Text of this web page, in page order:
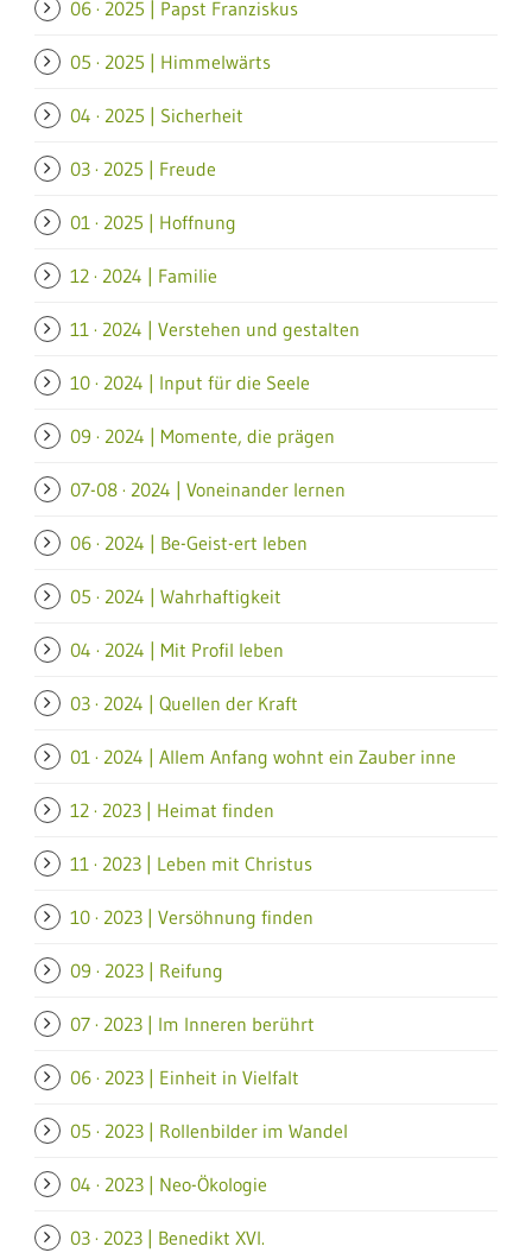
06 · 2025 | Papst Franziskus
05 · 2025 | Himmelwärts
04 · 2025 | Sicherheit
03 · 2025 | Freude
01 · 2025 | Hoffnung
12 · 2024 | Familie
11 · 2024 | Verstehen und gestalten
10 · 2024 | Input für die Seele
09 · 2024 | Momente, die prägen
07-08 · 2024 | Voneinander lernen
06 · 2024 | Be-Geist-ert leben
05 · 2024 | Wahrhaftigkeit
04 · 2024 | Mit Profil leben
03 · 2024 | Quellen der Kraft
01 · 2024 | Allem Anfang wohnt ein Zauber inne
12 · 2023 | Heimat finden
11 · 2023 | Leben mit Christus
10 · 2023 | Versöhnung finden
09 · 2023 | Reifung
07 · 2023 | Im Inneren berührt
06 · 2023 | Einheit in Vielfalt
05 · 2023 | Rollenbilder im Wandel
04 · 2023 | Neo-Ökologie
03 · 2023 | Benedikt XVI.